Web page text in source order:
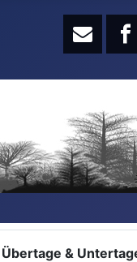
Übertage &